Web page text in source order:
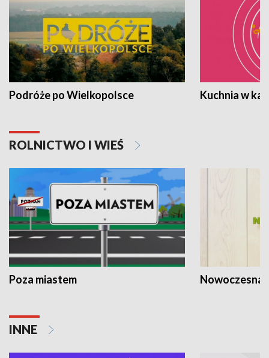
Podróże po Wielkopolsce Kuchnia w
ROLNICTWO I WIEŚ
Poza miastem Nowoczesna
INNE